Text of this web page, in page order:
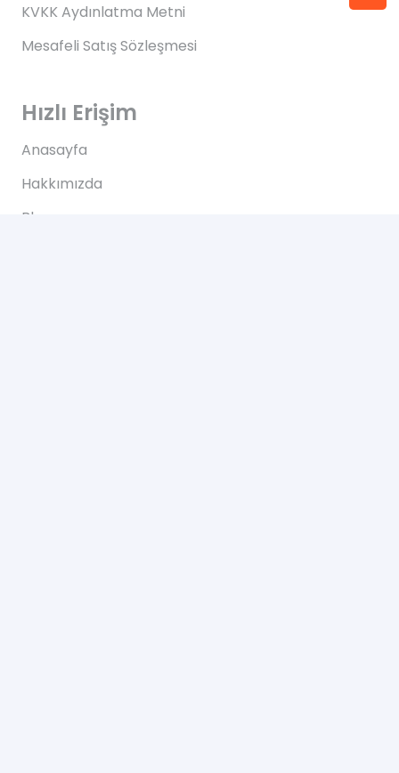
KVKK Aydınlatma Metni
Mesafeli Satış Sözleşmesi
Hızlı Erişim
Anasayfa
Hakkımızda
Blog